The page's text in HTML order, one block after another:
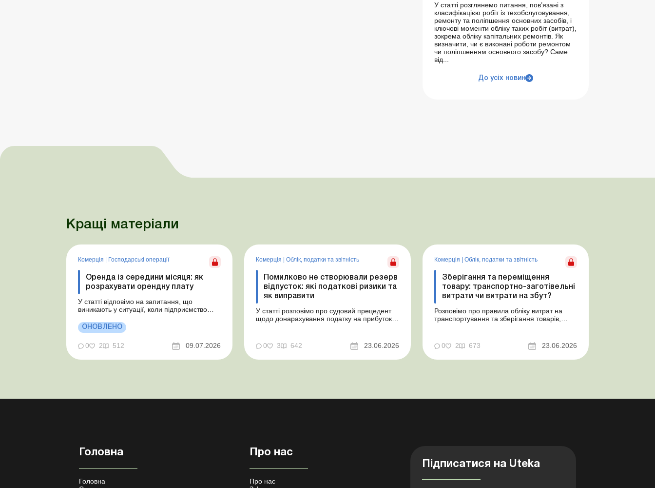
У статті розглянемо питання, пов’язані з
класифікацією робіт із техобслуговування,
ремонту та поліпшення основних засобів, і
ключові моменти обліку таких робіт (витрат),
зокрема обліку капітальних ремонтів. Як
визначити, чи є виконані роботи ремонтом
чи поліпшенням основного засобу? Саме
від...
До усіх новин
Кращі матеріали
Комерція Господарські операції
Оренда із середини місяця: як
розрахувати орендну плату
У статті відповімо на запитання, що
виникають у ситуації, коли підприємство
договором, який починає діяти із середини
місяця. Підприємство орендує у фізособи
автомобіль з 15.07.2026. Згідно з умовами
договору орендна плата становить 4 000
ОНОВЛЕНО
0 2 512 09.07.2026
Комерція Облік, податки та звiтнiсть
Помилково не створювали резерв
відпусток: які податкові ризики та
як виправити
У статті розповімо про судовий прецедент
щодо донарахування податку на прибуток
як мінімізувати податкові ризики. Проблемні
витрати: податкові ризики та судова
практика Розуміємо ваші хвилювання через
0 3 642 23.06.2026
Комерція Облік, податки та звiтнiсть
Зберігання та переміщення
товару: транспортно-заготівельні
витрати чи витрати на збут?
Розповімо про правила обліку витрат на
транспортування та зберігання товарів,
Проблемні витрати: податкові ризики та
судова практика Здавалось би, у цьому
питанні неоднозначності бути не може.
0 2 673 23.06.2026
Головна
Головна
Про нас
Про нас
Підписатися на Uteka